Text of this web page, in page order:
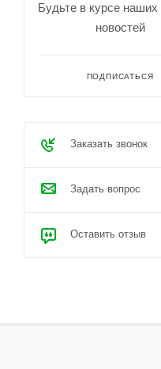
Будьте в курсе наших
новостей
ПОДПИСАТЬСЯ
Заказать звонок
Задать вопрос
Оставить отзыв